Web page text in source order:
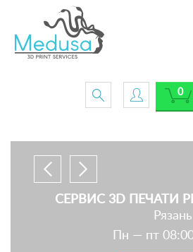
0
СЕРВИС 3D ПЕЧАТИ
Рязань
Пн — пт